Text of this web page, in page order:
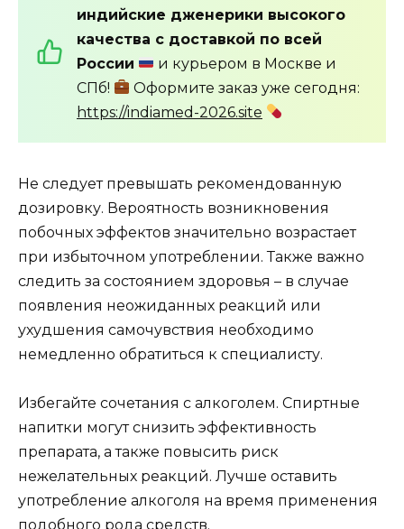
индийские дженерики высокого
качества с доставкой по всей
России
и курьером в Москве и
СПб!
Оформите заказ уже сегодня:
https://indiamed-2026.site
Не следует превышать рекомендованную
дозировку. Вероятность возникновения
побочных эффектов значительно возрастает
при избыточном употреблении. Также важно
следить за состоянием здоровья – в случае
появления неожиданных реакций или
ухудшения самочувствия необходимо
немедленно обратиться к специалисту.
Избегайте сочетания с алкоголем. Спиртные
напитки могут снизить эффективность
препарата, а также повысить риск
нежелательных реакций. Лучше оставить
употребление алкоголя на время применения
подобного рода средств.